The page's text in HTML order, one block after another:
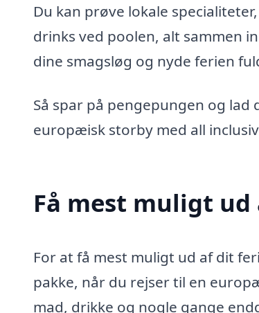
Du kan prøve lokale
drinks ved poolen, alt sammen
dine smagsløg og nyde ferien
Så spar på pengepungen og
europæisk storby med all
Få mest muligt
For at få mest muligt ud af dit
pakke, når du rejser til en
mad, drikke og nogle gange